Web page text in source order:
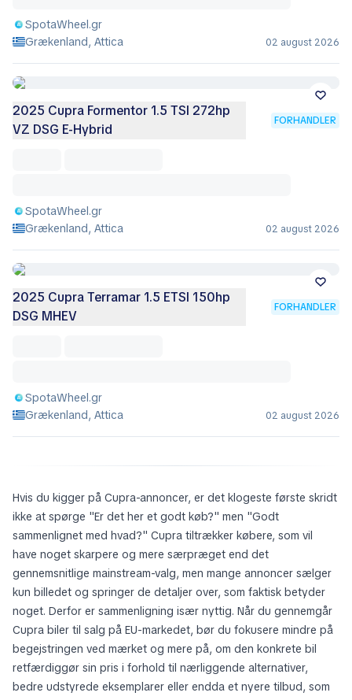
SpotaWheel.gr
Grækenland, Attica
02 august 2026
2025 Cupra Formentor 1.5 TSI 272hp
VZ DSG E-Hybrid
FORHANDLER
SpotaWheel.gr
Grækenland, Attica
02 august 2026
2025 Cupra Terramar 1.5 ETSI 150hp
DSG MHEV
FORHANDLER
SpotaWheel.gr
Grækenland, Attica
02 august 2026
Hvis du kigger på Cupra-annoncer, er det klogeste første skridt
ikke at spørge "Er det her et godt køb?" men "Godt
sammenlignet med hvad?" Cupra tiltrækker købere, som vil
have noget skarpere og mere særpræget end det
gennemsnitlige mainstream-valg, men mange annoncer sælger
kun billedet og springer de detaljer over, som faktisk betyder
noget. Derfor er sammenligning især nyttig. Når du gennemgår
Cupra biler til salg på EU-markedet, bør du fokusere mindre på
begejstringen ved mærket og mere på, om den konkrete bil
retfærdiggør sin pris i forhold til nærliggende alternativer,
bedre udstyrede eksemplarer eller endda et nyere tilbud, som